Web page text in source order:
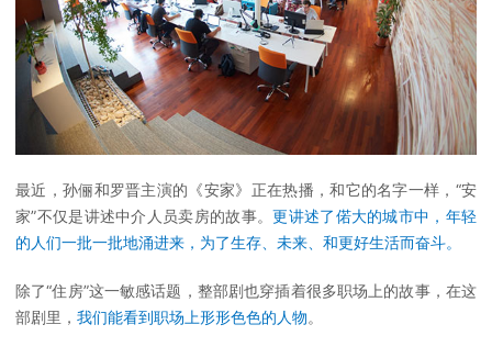
最近，孙俪和罗晋主演的《安家》正在热播，和它的名字一样，“安
家”不仅是讲述中介人员卖房的故事。更讲述了偌大的城市中，年轻
的人们一批一批地涌进来，为了生存、未来、和更好生活而奋斗。
除了“住房”这一敏感话题，整部剧也穿插着很多职场上的故事，在这
部剧里， 我们能看到职场上形形色色的人物。